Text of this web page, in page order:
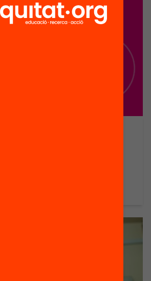
- 19:30h
xarxa: com impacten
de l’alumnat?
en els aprenentatges de